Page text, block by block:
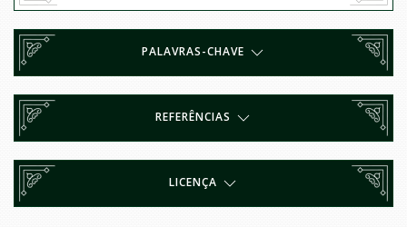
PALAVRAS-CHAVE
REFERÊNCIAS
LICENÇA